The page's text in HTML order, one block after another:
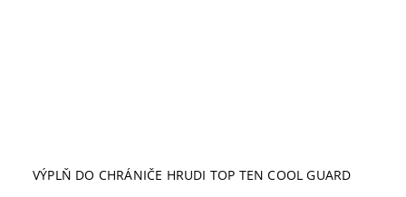
VÝPLŇ DO CHRÁNIČE HRUDI TOP TEN COOL GUARD